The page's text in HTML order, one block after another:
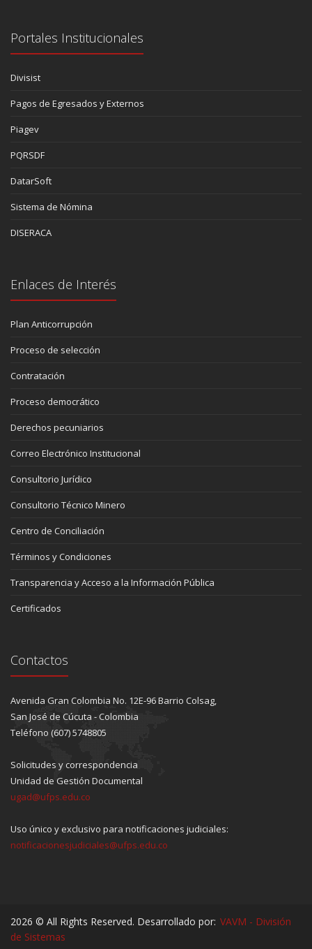
Portales Institucionales
Divisist
Pagos de Egresados y Externos
Piagev
PQRSDF
DatarSoft
Sistema de Nómina
DISERACA
Enlaces de Interés
Plan Anticorrupción
Proceso de selección
Contratación
Proceso democrático
Derechos pecuniarios
Correo Electrónico Institucional
Consultorio Jurídico
Consultorio Técnico Minero
Centro de Conciliación
Términos y Condiciones
Transparencia y Acceso a la Información Pública
Certificados
Contactos
Avenida Gran Colombia No. 12E-96 Barrio Colsag,
San José de Cúcuta - Colombia
Teléfono (607) 5748805
Solicitudes y correspondencia
Unidad de Gestión Documental
ugad@ufps.edu.co
Uso único y exclusivo para notificaciones judiciales:
notificacionesjudiciales@ufps.edu.co
2026 © All Rights Reserved. Desarrollado por: VAVM - División
de Sistemas